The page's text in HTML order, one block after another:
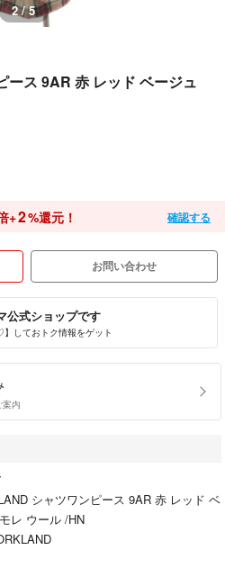
3 / 5
ース 9AR 赤 レッド ベージュ
+2%還元！ 確認する
お問い合わせ
公式ショップです
しておトク情報をゲット
内
シャツワンピース 9AR 赤 レッド ベ
レ ウール /HN